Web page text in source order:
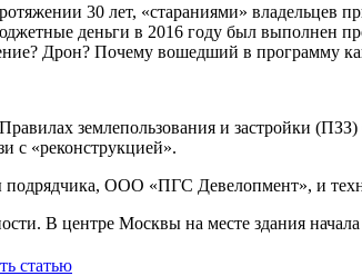
30 лет, «стараниями» владельцев
деньги в 2016 году был выполнен
Дрон? Почему вошедший в программу
землепользования и застройки
с «реконструкцией».
подрядчика, ООО «ПГС Девелопмент», и
В центре Москвы на месте здания
статью